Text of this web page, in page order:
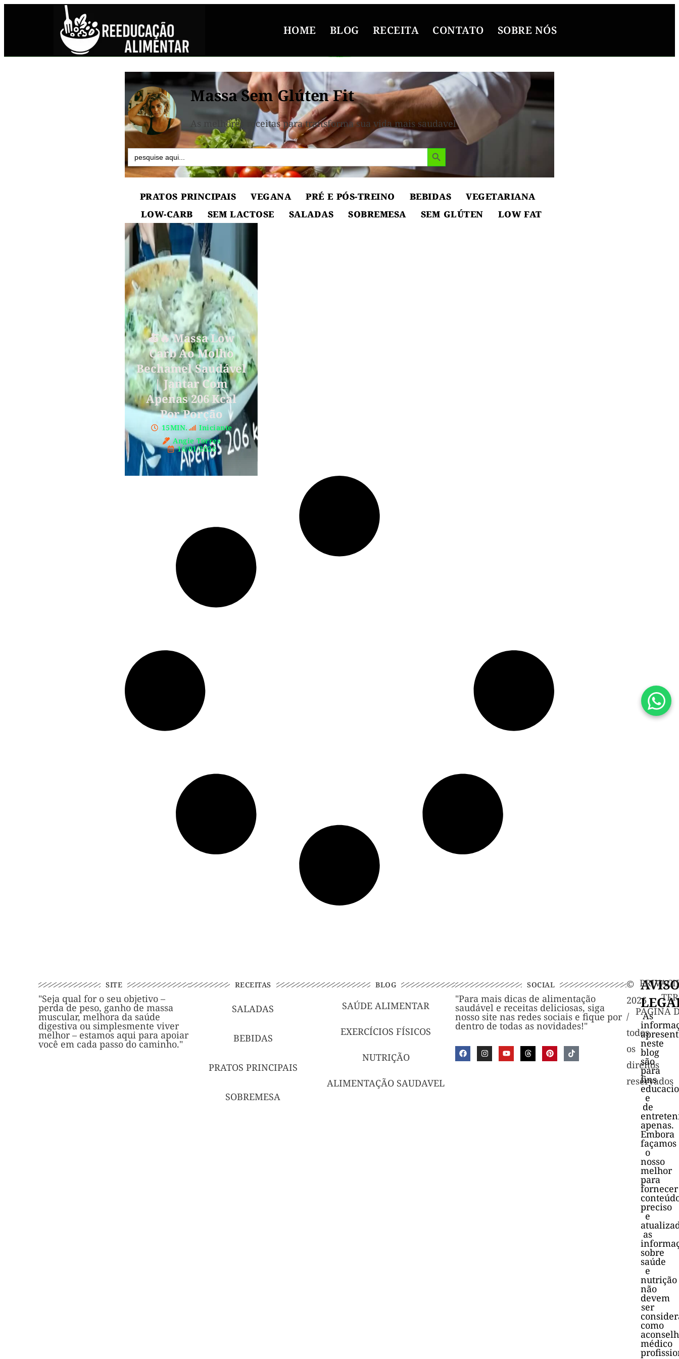
HOME BLOG RECEITA CONTATO SOBRE NÓS
Massa Sem Glúten Fit
As melhores receitas para transforma sua vida mais saudavel
Search
for:
Search Button
PRATOS PRINCIPAIS VEGANA PRÉ E PÓS-TREINO BEBIDAS
VEGETARIANA
LOW-CARB
SEM LACTOSE SALADAS SOBREMESA SEM GLÚTEN LOW FAT
🍝🔥 Massa Low
Carb Ao Molho
Bechamel Saudável
| Jantar Com
Apenas 206 Kcal
Por Porção
15MIN.
Iniciante
Angie Torres
16/01/2026
SITE
"Seja qual for o seu objetivo –
perda de peso, ganho de massa
muscular, melhora da saúde
digestiva ou simplesmente viver
melhor – estamos aqui para apoiar
você em cada passo do caminho."
RECEITAS
SALADAS
BEBIDAS
PRATOS PRINCIPAIS
SOBREMESA
BLOG
SAÚDE ALIMENTAR
EXERCÍCIOS FÍSICOS
NUTRIÇÃO
ALIMENTAÇÃO SAUDAVEL
SOCIAL
"Para mais dicas de alimentação
saudável e receitas deliciosas, siga
nosso site nas redes sociais e fique por
dentro de todas as novidades!"
©️
2026
/
todos
os
direitos
reservados
PAGINA
As
neste
blog
são
para
fins
e
de
apenas.
Embora
façamos
o
nosso
melhor
para
fornecer
preciso
e
as
sobre
saúde
e
nutrição
não
devem
ser
como
médico